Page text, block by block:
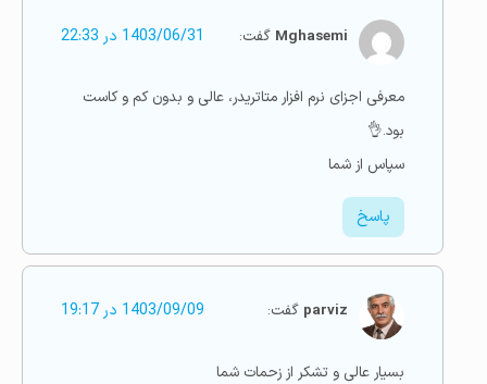
Mghasemi گفت: 1403/06/31 در 22:33
معرفی اجزای نرم افزار متاتریدر، عالی و بدون کم و کاست
بود.👌
سپاس از شما
پاسخ
parviz گفت: 1403/09/09 در 19:17
بسیار عالی و تشکر از زحمات شما